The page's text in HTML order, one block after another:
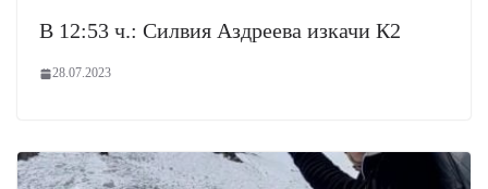
В 12:53 ч.: Силвия Аздреева изкачи К2
28.07.2023